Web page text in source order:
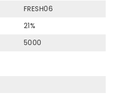
FRESH06
21%
5000